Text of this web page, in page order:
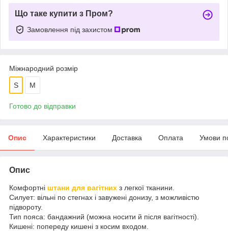
Що таке купити з Пром?
Замовлення під захистом
Міжнародний розмір
S M
Готово до відправки
Опис Характеристики Доставка Оплата Умови
Опис
Комфортні штани для вагітних з легкої тканини.
Силует: вільні по стегнах і завужені донизу, з можливістю
підвороту.
Тип пояса: бандажний (можна носити й після вагітності).
Кишені: попереду кишені з косим входом.